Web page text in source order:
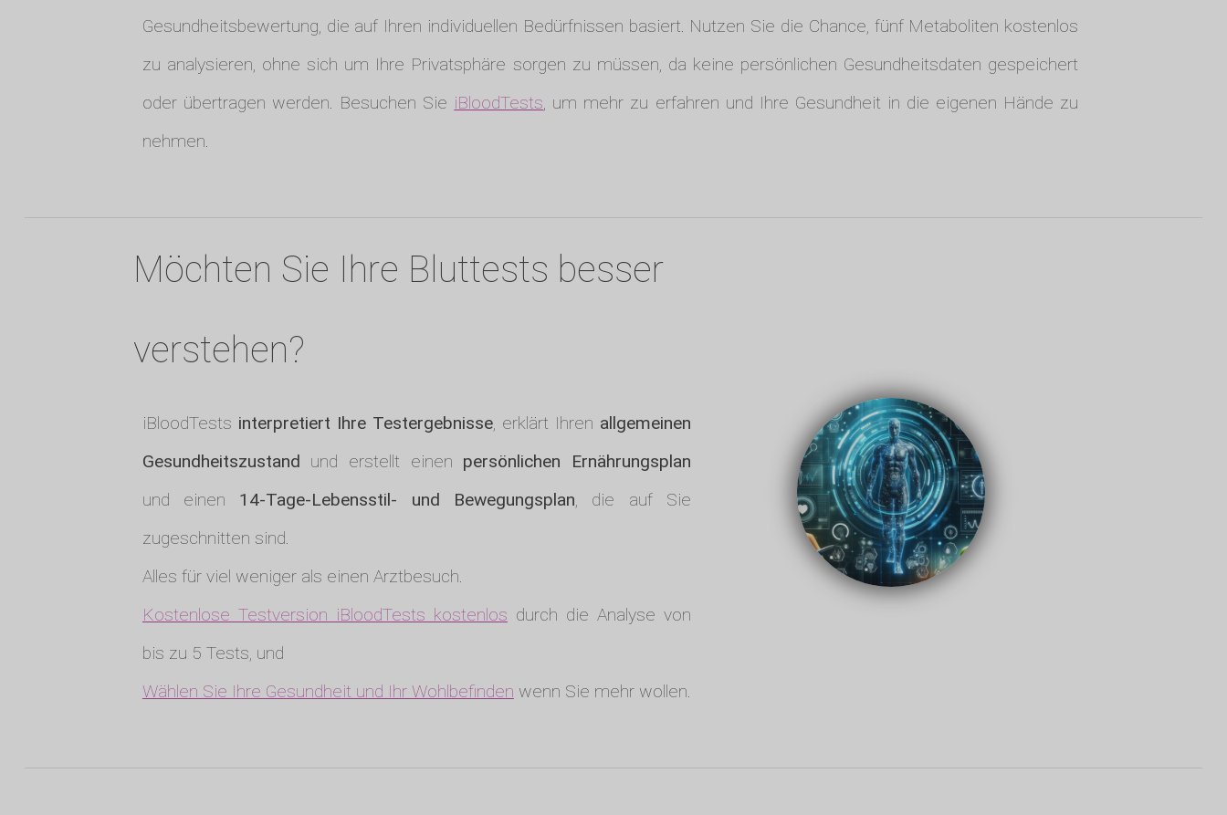
Gesundheitsbewertung, die auf Ihren individuellen Bedürfnissen basiert. Nutzen Sie die Chance, fünf Metaboliten kostenlos
zu analysieren, ohne sich um Ihre Privatsphäre sorgen zu müssen, da keine persönlichen Gesundheitsdaten gespeichert
oder übertragen werden. Besuchen Sie iBloodTests, um mehr zu erfahren und Ihre Gesundheit in die eigenen Hände zu
nehmen.
Möchten Sie Ihre Bluttests besser
verstehen?
iBloodTests interpretiert Ihre Testergebnisse, erklärt Ihren allgemeinen
Gesundheitszustand und erstellt einen persönlichen Ernährungsplan
und einen 14-Tage-Lebensstil- und Bewegungsplan, die auf Sie
zugeschnitten sind.
Alles für viel weniger als einen Arztbesuch.
Kostenlose Testversion iBloodTests kostenlos durch die Analyse von
bis zu 5 Tests, und
Wählen Sie Ihre Gesundheit und Ihr Wohlbefinden wenn Sie mehr wollen.